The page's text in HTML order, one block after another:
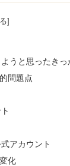
うと思ったきっ
問題点
アカウント
化